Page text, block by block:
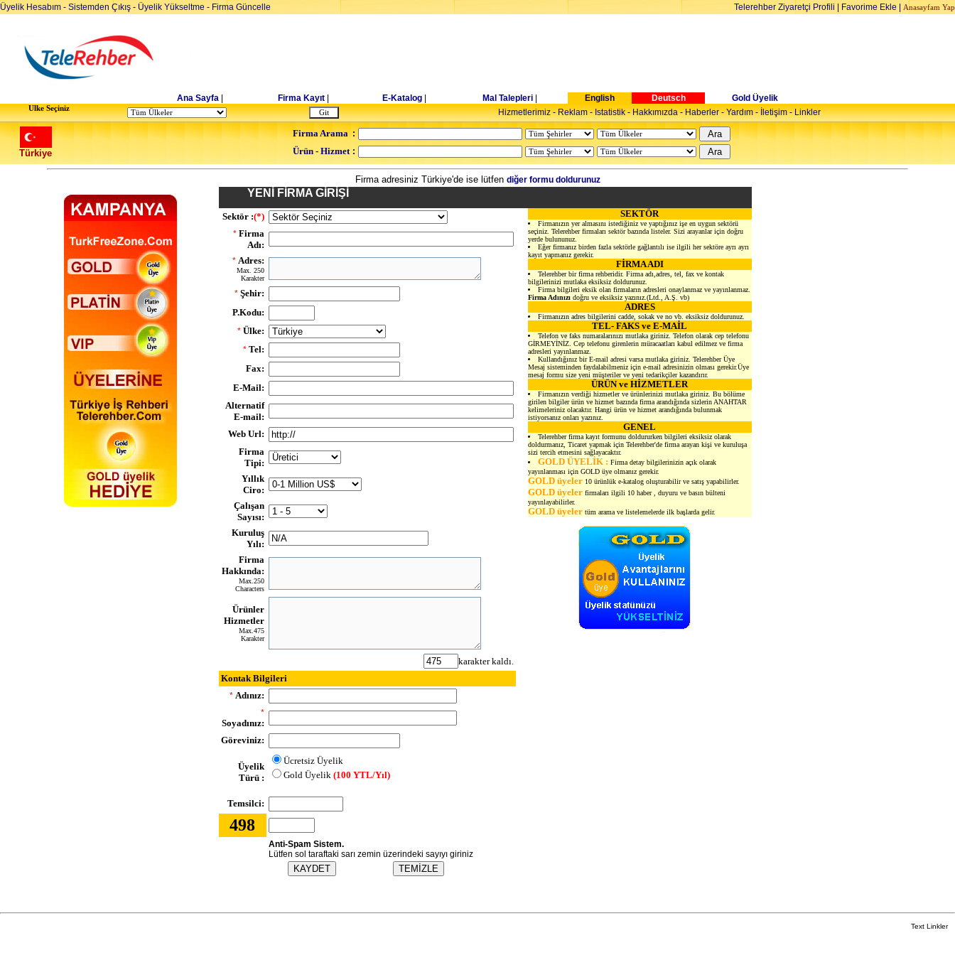
Üyelik Hesabım - Sistemden Çıkış - Üyelik Yükseltme - Firma Güncelle Telerehber Ziyaretçi Profili Favorime Ekle Anasayfam Yap
Ana Sayfa Firma Kayıt E-Katalog Mal Talepleri| English Deutsch Gold Üyelik
Ulke Seçiniz Hizmetlerimiz-Reklam-Istatistik-Hakkımızda-Haberler-Yardım-İletişim-Linkler
Türkiye
Firma Arama :
Ürün - Hizmet :
Firma adresiniz Türkiye'de ise lütfen diğer formu doldurunuz
YENİ FİRMA GİRİŞİ
Sektör :(*)
* Firma
Adı:
* Adres:
Max. 250
Karakter
* Şehir:
P.Kodu:
* Ülke:
* Tel:
Fax:
E-Mail:
Alternatif
E-mail:
Web Url:
Firma
Tipi:
Yıllık
Ciro:
Çalışan
Sayısı:
Kuruluş
Yılı:
Firma
Hakkında:
Max.250
Characters
Ürünler
Hizmetler
Max.475
Karakter
karakter kaldı.
Kontak Bilgileri
* Adınız:
*
Soyadınız:
Göreviniz:
Üyelik
Türü :
Ücretsiz Üyelik
Gold Üyelik (100 YTL/Yıl)
Temsilci:
498
Anti-Spam Sistem.
Lütfen sol taraftaki sarı zemin üzerindeki sayıyı giriniz
SEKTÖR
Firmanızın yer almasını istediğiniz ve yaptığınız işe en uygun sektörü
seçiniz. Telerehber firmaları sektör bazında listeler. Sizi arayanlar için doğru
yerde bulununuz.
Eğer firmanız birden fazla sektörle gağlantılı ise ilgili her sektöre ayrı ayrı
kayıt yapmanız gerekir.
FİRMA ADI
Telerehber bir firma rehberidir. Firma adı,adres, tel, fax ve kontak
bilgilerinizi mutlaka eksiksiz doldurunuz.
Firma bilgileri eksik olan firmaların adresleri onaylanmaz ve yayınlanmaz.
Firma Adınızıdoğru ve eksiksiz yazınız.(Ltd., A.Ş. vb)
ADRES
Firmanızın adres bilgilerini cadde, sokak ve no vb. eksiksiz doldurunuz.
TEL- FAKS ve E-MAİL
Telefon ve faks numaralarınızı mutlaka giriniz. Telefon olarak cep telefonu
GİRMEYİNİZ. Cep telefonu girenlerin müracaatları kabul edilmez ve firma
adresleri yayınlanmaz.
Kullandığınız bir E-mail adresi varsa mutlaka giriniz. Telerehber Üye
Mesaj sisteminden faydalabilmeniz için e-mail adresinizin olması gerekir.Üye
mesaj formu size yeni müşteriler ve yeni tedarikçiler kazandırır.
ÜRÜN ve HİZMETLER
Firmanızın verdiği hizmetler ve ürünlerinizi mutlaka giriniz. Bu bölüme
girilen bilgiler ürün ve hizmet bazında firma arandığında sizlerin ANAHTAR
kelimeleriniz olacaktır. Hangi ürün ve hizmet arandığında bulunmak
istiyorsanız onları yazınız.
GENEL
Telerehber firma kayıt formunu doldururken bilgileri eksiksiz olarak
doldurmanız, Ticaret yapmak için Telerehber'de firma arayan kişi ve kuruluşa
sizi tercih etmesini sağlayacaktır.
GOLD ÜYELİK : Firma detay bilgilerinizin açık olarak
yayınlanması için GOLD üye olmanız gerekir.
GOLD üyeler 10 ürünlük e-katalog oluşturabilir ve satış yapabilirler.
GOLD üyeler firmaları ilgili 10 haber , duyuru ve basın bülteni
yayınlayabilirler.
GOLD üyelertüm arama ve listelemelerde ilk başlarda gelir.
Text Linkler